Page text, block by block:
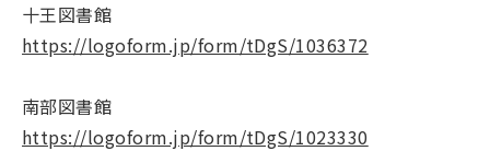
十王図書館
https://logoform.jp/form/tDgS/1036372
南部図書館
https://logoform.jp/form/tDgS/1023330